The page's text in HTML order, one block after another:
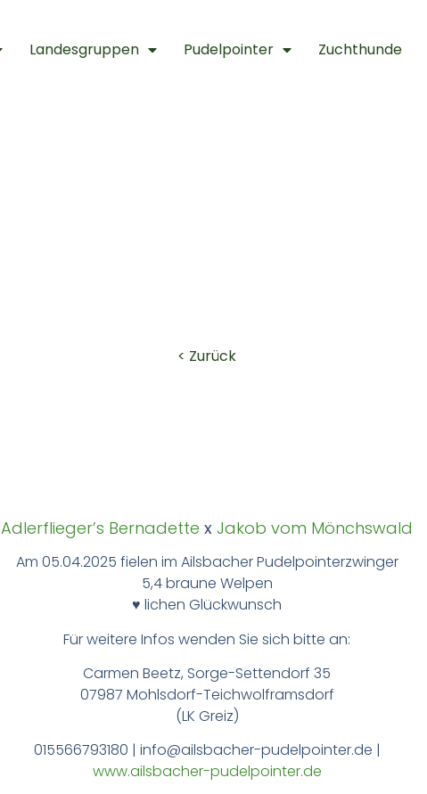
Landesgruppen Pudelpointer Zuchthunde
< Zurück
Adlerflieger’s Bernadette x Jakob vom Mönchswald
Am 05.04.2025 fielen im Ailsbacher Pudelpointerzwinger
5,4 braune Welpen
♥ lichen Glückwunsch
Für weitere Infos wenden Sie sich bitte an:
Carmen Beetz, Sorge-Settendorf 35
07987 Mohlsdorf-Teichwolframsdorf
(LK Greiz)
015566793180 | info@ailsbacher-pudelpointer.de |
www.ailsbacher-pudelpointer.de